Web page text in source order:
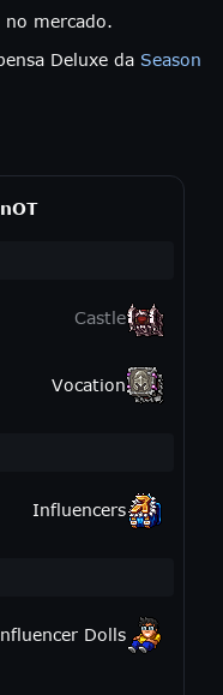
no mercado.
Deluxe da Season
Castle
Vocation
Influencers
Dolls